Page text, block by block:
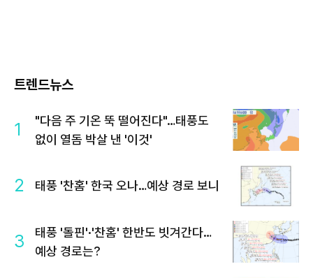
트렌드뉴스
1
"다음 주 기온 뚝 떨어진다"…태풍도
없이 열돔 박살 낸 '이것'
2 태풍 '찬홈' 한국 오나…예상 경로 보니
3
태풍 '돌핀'·'찬홈' 한반도 빗겨간다…
예상 경로는?